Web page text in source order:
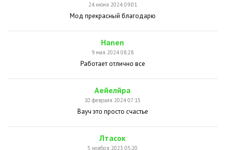
24 июня 2024 09:01
Мод прекрасный благодарю
Hanen
9 мая 2024 08:28
Работает отлично все
Аейелйра
10 февраля 2024 07:15
Вауч это просто счастье
Лтасок
5 ноября 2023 05:20